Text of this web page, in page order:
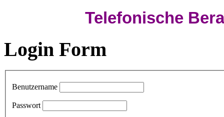
Telefonische
Login Form
Benutzername
Passwort